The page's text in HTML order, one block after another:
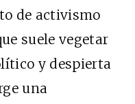
de activismo
suele vegetar
y despierta
una